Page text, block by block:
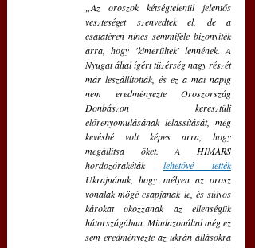
„Az oroszok kétségtelenül jelentős
veszteséget szenvedtek el, de a
csatatéren nincs semmiféle bizonyíték
arra, hogy 'kimerültek' lennének. A
Nyugat által ígért tüzérség nagy részét
már leszállították, és ez a mai napig
nem eredményezte Oroszország
Donbászon keresztüli
előrenyomulásának lelassítását, még
kevésbé volt képes arra, hogy
megállítsa őket. A HIMARS
hordozórakéták lehetővé tették
Ukrajnának, hogy mélyen az orosz
vonalak mögé csapjanak le, és súlyos
károkat okozzanak az ellenségük
hátországában. Mindazonáltal még ez
sem eredményezte az ukrán állásokra